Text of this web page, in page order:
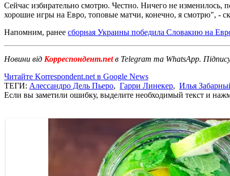
Сейчас избирательно смотрю. Честно. Ничего не
хорошие игры на Евро, топовые матчи, конечно, я смотрю", -
Напомним, ранее сборная Украины победила Словакию на
Новини від Корреспондент.netв Telegram та WhatsApp.
Читайте Korrespondent.net в Google News
ТЕГИ: Алессандро Дель Пьеро, Гарри Линекер, Илья
Если вы заметили ошибку, выделите необходимый текст и